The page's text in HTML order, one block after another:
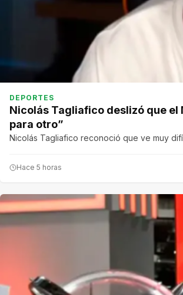
DEPORTES
Nicolás Tagliafico deslizó que el
para otro”
Nicolás Tagliafico reconoció que ve muy
Hace 5 horas